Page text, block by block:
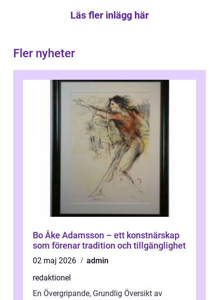
Läs fler inlägg här
Fler nyheter
Bo Åke Adamsson – ett konstnärskap
som förenar tradition och tillgänglighet
02 maj 2026
admin
redaktionel
En Övergripande, Grundlig Översikt av